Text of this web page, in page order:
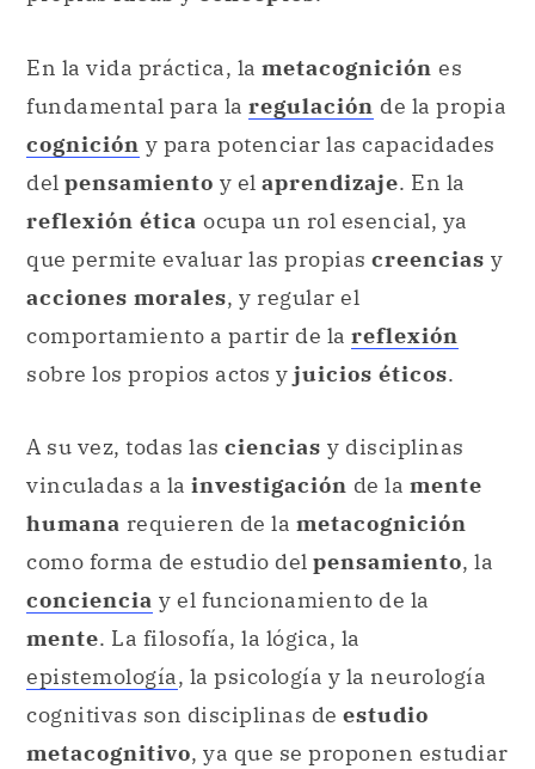
En la vida práctica, la metacognición es
fundamental para la regulación de la propia
cognición y para potenciar las capacidades
del pensamiento y el aprendizaje. En la
reflexión ética ocupa un rol esencial, ya
que permite evaluar las propias creencias y
acciones morales, y regular el
comportamiento a partir de la reflexión
sobre los propios actos y juicios éticos.
A su vez, todas las ciencias y disciplinas
vinculadas a la investigación de la mente
humana requieren de la metacognición
como forma de estudio del pensamiento, la
conciencia y el funcionamiento de la
mente. La filosofía, la lógica, la
epistemología, la psicología y la neurología
cognitivas son disciplinas de estudio
metacognitivo, ya que se proponen estudiar